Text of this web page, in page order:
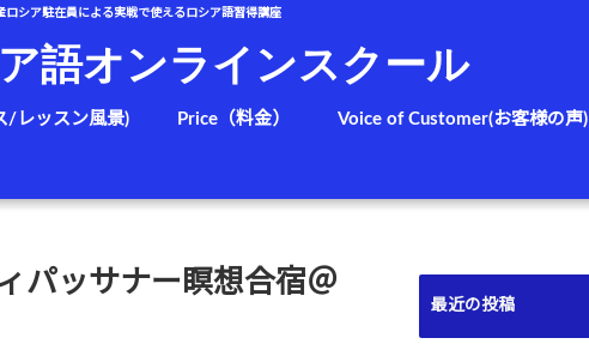
ロシア駐在員による実戦で使えるロシア語習得講座
語オンラインスクール
/レッスン風景) Price（料金） Voice of Customer(お客様の声)
パッサナー瞑想合宿＠
最近の投稿